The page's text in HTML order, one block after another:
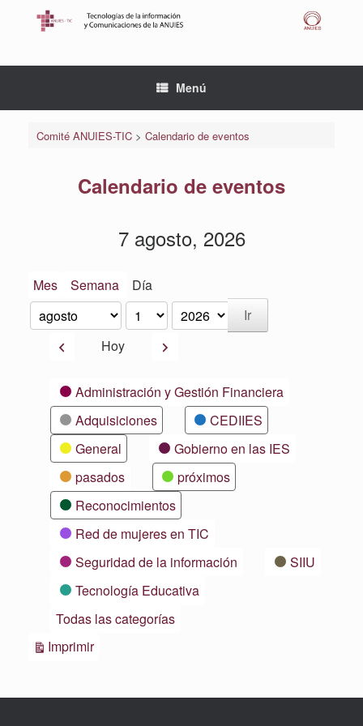
Menú
Comité ANUIES-TIC> Calendario de eventos
Calendario de eventos
7 agosto, 2026
Mes Semana Día
Mes
Día
Año
AnteriorHoy Siguiente
CategoríasAdministración y Gestión Financiera
Adquisiciones
CEDIIES
General
Gobierno en las IES
pasados
próximos
Reconocimientos
Red de mujeres en TIC
Seguridad de la información
SIIU
Tecnología Educativa
Todas las categorías
ImprimirVistas